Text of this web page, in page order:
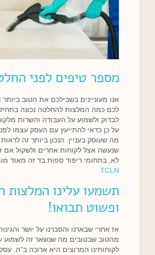
מספר טיפים לפני
אנו מעוניינים בשבילכם את הטוב ביותר
לכם כמה המלצות להחלטה נכונה
לבדוק ולשמוע על העבודה והשרות
על כן כדאי להתייעץ עם העסק עצמו
מה שעוסק בעניין. הנכון ביותר זה
שנעשה אצל לקוחות אחרים ולשקול אם
לא, בתחומי ריפוד ספות בד זה מאוד
TCLN
תשמעו עלינו המלצות
ופשוט תבואו!
אז אחרי שבארנו והסברנו על יושר
מהטוב שבטובים מה שנשאר זה לשמוע
לקוחותינו המרוצים היא ארוכה ב”ה.